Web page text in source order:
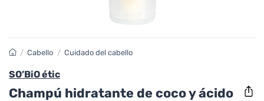
/ Cabello / Cuidado del cabello
SO’BiO étic
Champú hidratante de coco y ácido